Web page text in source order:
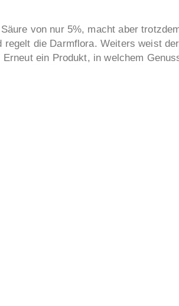
von nur 5%, macht aber
regelt die Darmflora. Weiters weist
ein Produkt, in welchem